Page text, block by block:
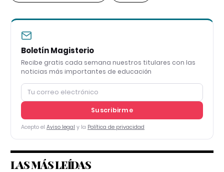
Boletín Magisterio
Recibe gratis cada semana nuestros titulares con las
noticias más importantes de educación
Suscribirme
Acepto el Aviso legal y la Política de privacidad
LAS MÁS LEÍDAS